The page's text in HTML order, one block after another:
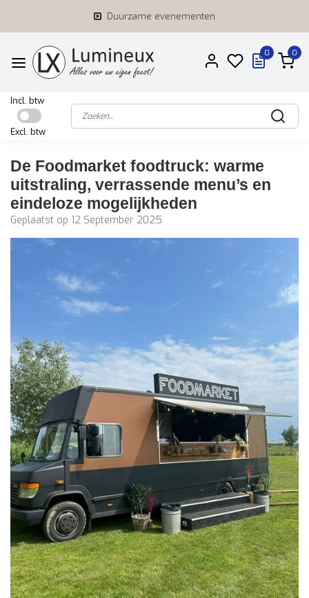
Duurzame evenementen
0 0
Incl. btw
Excl. btw
De Foodmarket foodtruck: warme
uitstraling, verrassende menu’s en
eindeloze mogelijkheden
Geplaatst op 12 September 2025